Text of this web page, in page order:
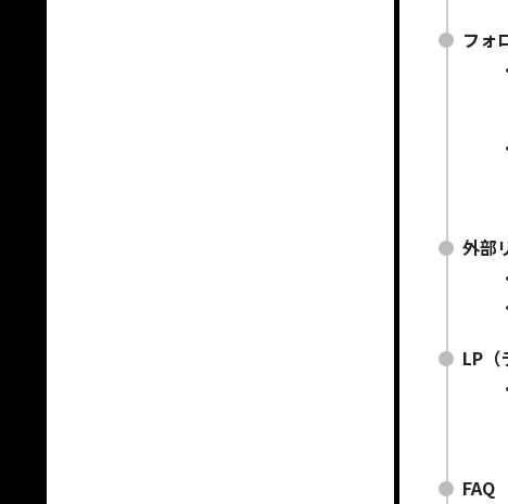
フォ
外部
LP（
FAQ